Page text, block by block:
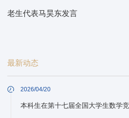
老生代表马昊东发言
最新动态
2026/04/20
本科生在第十七届全国大学生数学